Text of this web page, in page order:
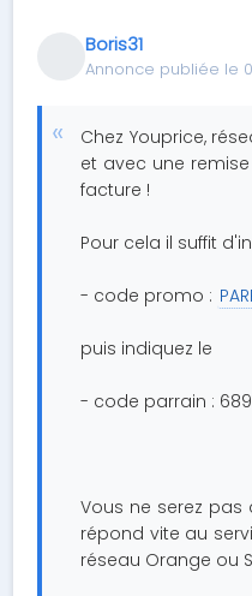
Boris31
Annonce publiée le
Chez Youprice,
et avec une
facture !
Pour cela il suffit
- code promo :
puis indiquez le
- code parrain :
Vous ne serez
répond vite au
réseau Orange ou